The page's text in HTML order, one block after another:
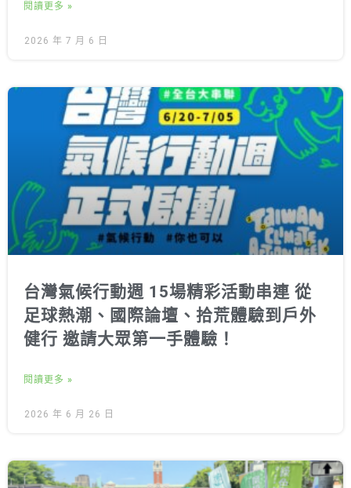
閱讀更多 »
2026 年 7 月 6 日
台灣氣候行動週 15場精彩活動串連 從
足球熱潮、國際論壇、拾荒體驗到戶外
健行 邀請大眾第一手體驗！
閱讀更多 »
2026 年 6 月 26 日